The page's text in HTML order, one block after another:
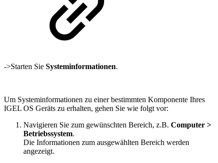
->Starten Sie Systeminformationen.
Um Systeminformationen zu einer bestimmten Komponente Ihres
IGEL OS Geräts zu erhalten, gehen Sie wie folgt vor:
Navigieren Sie zum gewünschten Bereich, z.B. Computer >
Betriebssystem.
Die Informationen zum ausgewählten Bereich werden
angezeigt.